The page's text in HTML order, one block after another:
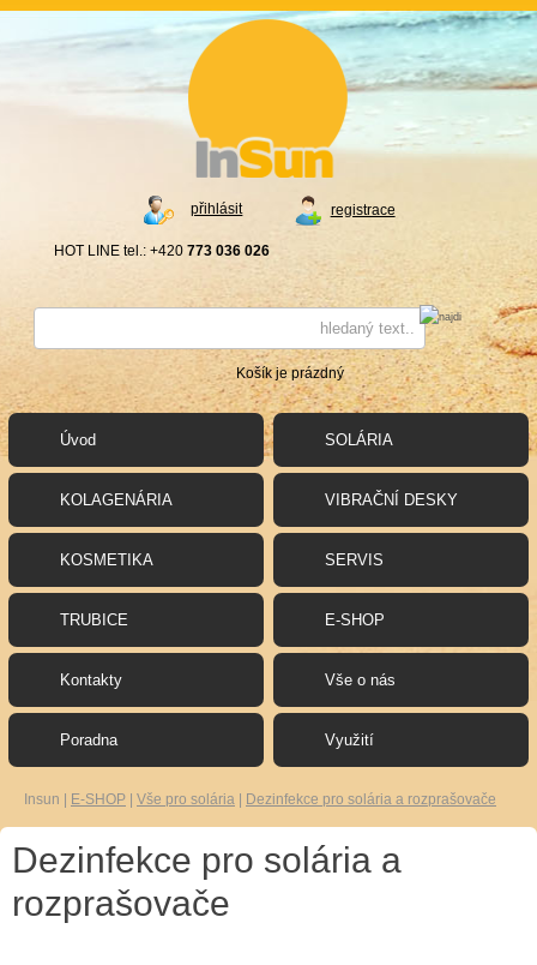
registrace
přihlásit
HOT LINE tel.: +420 773 036 026
Košík je prázdný
Úvod SOLÁRIA
KOLAGENÁRIA VIBRAČNÍ DESKY
KOSMETIKA SERVIS
TRUBICE E-SHOP
Kontakty Vše o nás
Poradna Využití
Insun E-SHOP Vše pro solária Dezinfekce pro solária a rozprašovače
Dezinfekce pro solária a
rozprašovače